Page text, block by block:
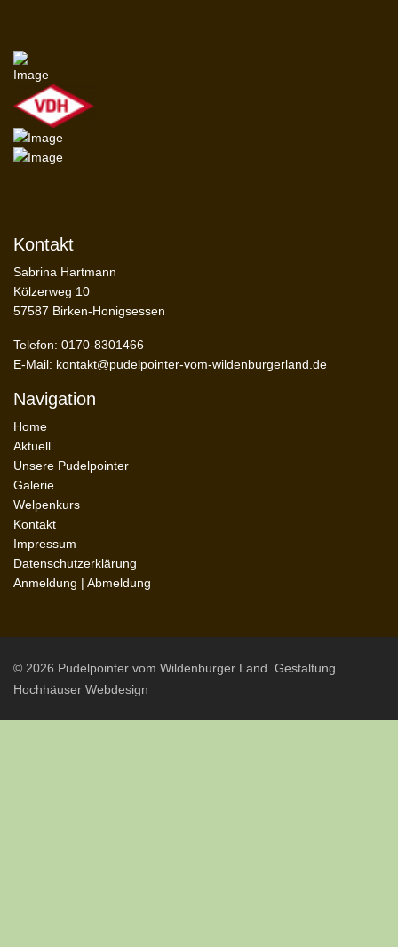
Kontakt
Sabrina Hartmann
Kölzerweg 10
57587 Birken-Honigsessen
Telefon: 0170-8301466
E-Mail: kontakt@pudelpointer-vom-wildenburgerland.de
Navigation
Home
Aktuell
Unsere Pudelpointer
Galerie
Welpenkurs
Kontakt
Impressum
Datenschutzerklärung
Anmeldung | Abmeldung
© 2026 Pudelpointer vom Wildenburger Land. Gestaltung
Hochhäuser Webdesign